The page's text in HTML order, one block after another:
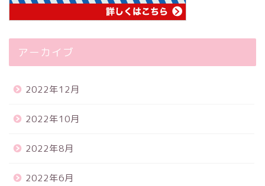
アーカイブ
2022年12月
2022年10月
2022年8月
2022年6月